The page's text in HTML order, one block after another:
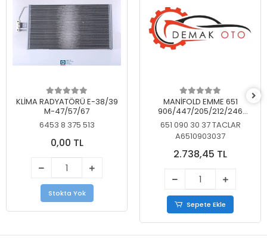
KLİMA RADYATÖRÜ E-38/39
M-47/57/67
6453 8 375 513
0,00 TL
Stokta Yok
MANİFOLD EMME 651
906/447/205/212/246
KELEBEKSİZ
651 090 30 37 TACLAR
A6510903037
2.738,45 TL
Sepete Ekle